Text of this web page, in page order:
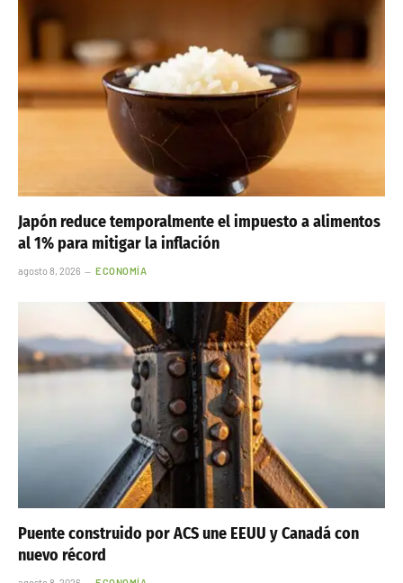
Japón reduce temporalmente el impuesto a alimentos
al 1% para mitigar la inflación
agosto 8, 2026 ECONOMÍA
Puente construido por ACS une EEUU y Canadá con
nuevo récord